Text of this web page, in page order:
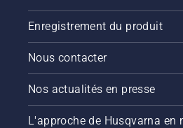
Enregistrement du produit
Nous contacter
Nos actualités en presse
L'approche de Husqvarna en